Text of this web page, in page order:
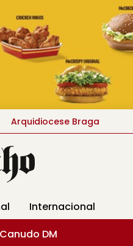
Arquidiocese Braga
Internacional
Canudo DM